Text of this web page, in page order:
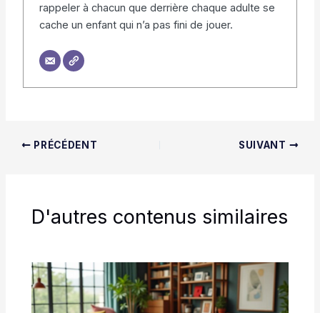
rappeler à chacun que derrière chaque adulte se
cache un enfant qui n’a pas fini de jouer.
PRÉCÉDENT SUIVANT
D'autres contenus similaires